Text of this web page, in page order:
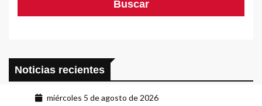
Noticias recientes
miércoles 5 de agosto de 2026